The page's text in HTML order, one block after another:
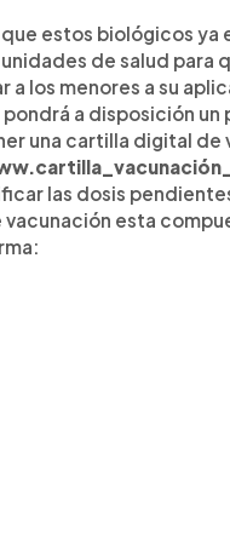
estos biológicos ya
de salud para
a los menores a su
a disposición un
una cartilla digital de
las dosis
vacunación esta